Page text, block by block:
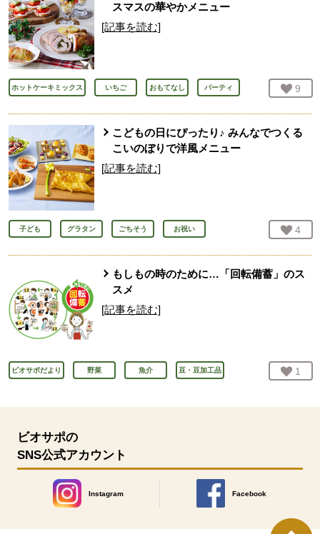
スマスの華やかメニュー
[記事を読む]
ホットケーキミックス いちご おもてなし パーティ お気
9
こどもの日にぴったり♪ みんなでつくる
こいのぼりで洋風メニュー
[記事を読む]
子ども グラタン ごちそう お祝い お気
4
もしもの時のために…「回転備蓄」のス
スメ
[記事を読む]
ビオサポだより 野菜 魚介 豆・豆加工品 お気
1
ビオサポの
SNS公式アカウント
Instagram
別のウィンドウで開きます。
Facebook
別のウィンドウで開きます